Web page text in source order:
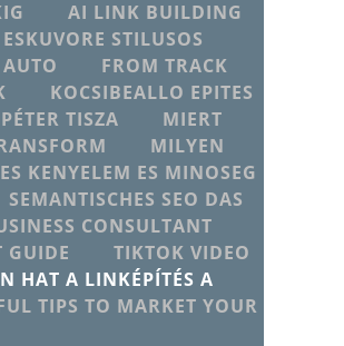
AI LINK BUILDING
STILUSOS
FROM TRACK
KOCSIBEALLO EPITES
TISZA
MIERT
MILYEN
KENYELEM ES MINOSEG
SEMANTISCHES SEO DAS
CONSULTANT
GUIDE
TIKTOK VIDEO
HAT A LINKÉPÍTÉS A
TIPS TO MARKET YOUR